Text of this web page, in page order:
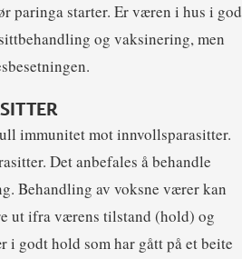
paringa starter. Er væren i hus i god
og vaksinering, men
immunitet mot innvollsparasitter.
Det anbefales å behandle
Behandling av voksne værer kan
ut ifra værens tilstand (hold) og
i godt hold som har gått på et beite